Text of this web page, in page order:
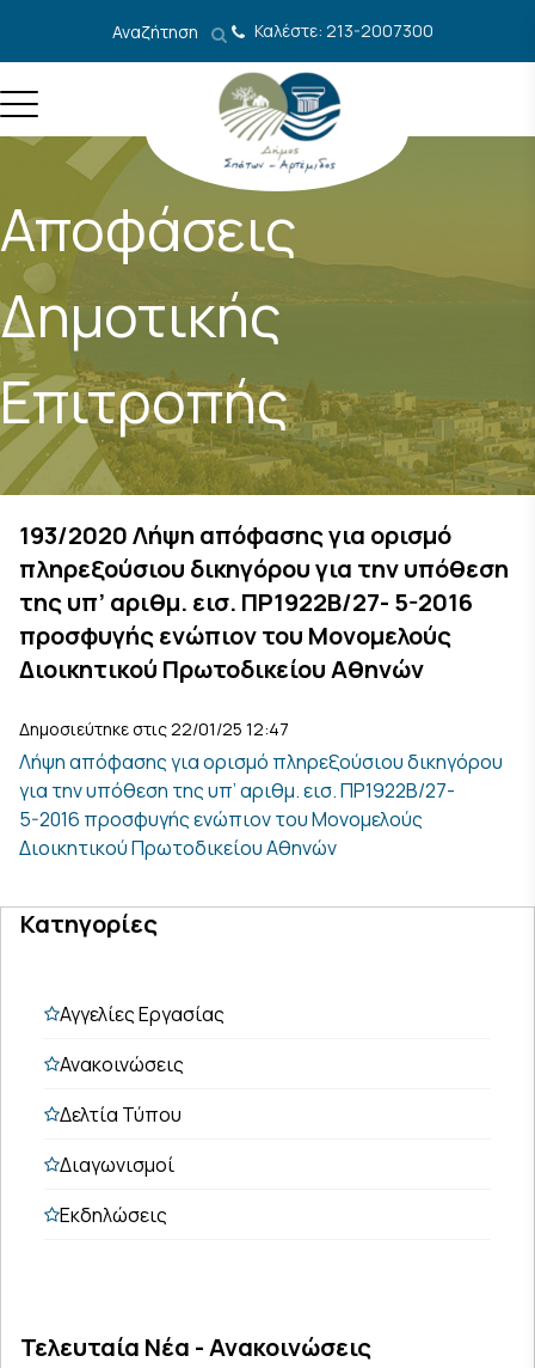
Αναζήτηση Καλέστε: 213-2007300
Αποφάσεις
Δημοτικής
Επιτροπής
193/2020 Λήψη απόφασης για ορισμό
πληρεξούσιου δικηγόρου για την υπόθεση
της υπ’ αριθμ. εισ. ΠΡ1922Β/27- 5-2016
προσφυγής ενώπιον του Μονομελούς
Διοικητικού Πρωτοδικείου Αθηνών
Δημοσιεύτηκε στις 22/01/25 12:47
Λήψη απόφασης για ορισμό πληρεξούσιου δικηγόρου
για την υπόθεση της υπ’ αριθμ. εισ. ΠΡ1922Β/27-
5-2016 προσφυγής ενώπιον του Μονομελούς
Διοικητικού Πρωτοδικείου Αθηνών
Κατηγορίες
Αγγελίες Εργασίας
Ανακοινώσεις
Δελτία Τύπου
Διαγωνισμοί
Εκδηλώσεις
Τελευταία Νέα - Ανακοινώσεις